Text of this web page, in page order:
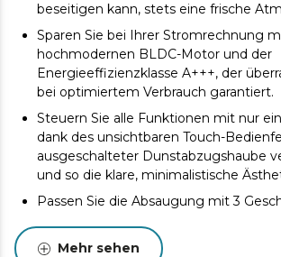
beseitigen kann, stets eine frische
Sparen Sie bei Ihrer Stromrechnung
hochmodernen BLDC-Motor und der
Energieeffizienzklasse A+++, der
bei optimiertem Verbrauch garantiert.
Steuern Sie alle Funktionen mit nur
dank des unsichtbaren Touch-
ausgeschalteter Dunstabzugshaube
und so die klare, minimalistische
Passen Sie die Absaugung mit 3
um bei maximalem Bedarf die volle
Mehr sehen